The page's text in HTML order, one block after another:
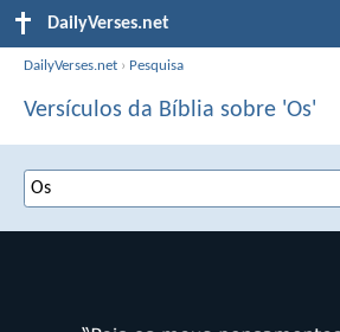
DailyVerses.net
DailyVerses.net › Pesquisa
Versículos da Bíblia sobre 'Os'